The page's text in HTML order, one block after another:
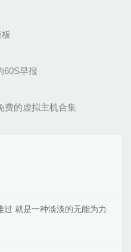
60S早报
费的虚拟主机合集
就是一种淡淡的无能为力